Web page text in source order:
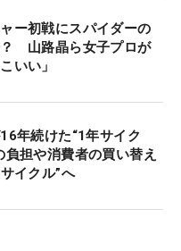
ー初戦にスパイダーの
山路晶ら女子プロが
いい」
年続けた“1年サイク
担や消費者の買い替え
イクル”へ